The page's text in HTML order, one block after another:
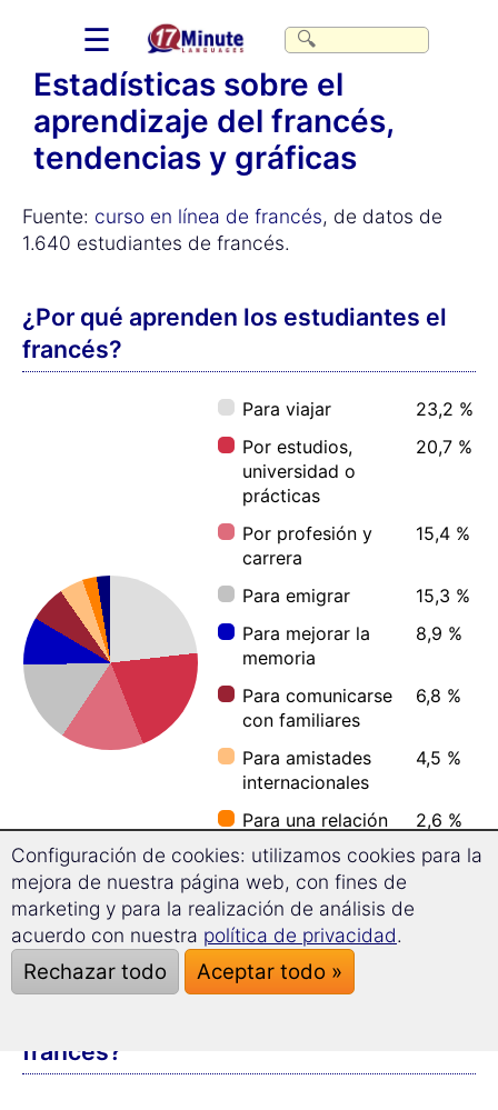
☰
Estadísticas sobre el
aprendizaje del francés,
tendencias y gráficas
Fuente: curso en línea de francés, de datos de
1.640 estudiantes de francés.
¿Por qué aprenden los estudiantes el
francés?
Para viajar
23,2 %
Por estudios,
universidad o
prácticas
20,7 %
Por profesión y
carrera
15,4 %
Para emigrar
15,3 %
Para mejorar la
memoria
8,9 %
Para comunicarse
con familiares
6,8 %
Para amistades
internacionales
4,5 %
Para una relación
bilingüe
2,6 %
Para conocer
nuevas culturas
francés?
Configuración de cookies: utilizamos cookies para la
mejora de nuestra página web, con fines de
marketing y para la realización de análisis de
acuerdo con nuestra política de privacidad.
Rechazar todo Aceptar todo »